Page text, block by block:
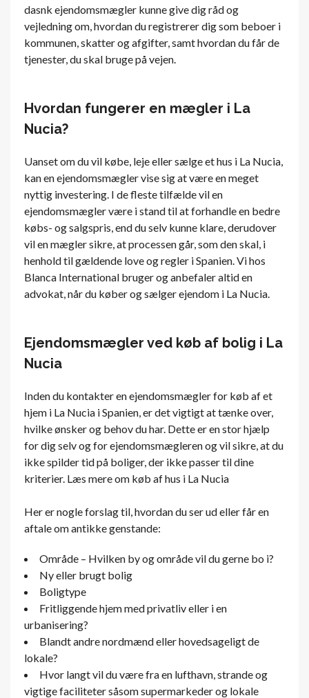
dasnk ejendomsmægler kunne give dig råd og
vejledning om, hvordan du registrerer dig som beboer i
kommunen, skatter og afgifter, samt hvordan du får de
tjenester, du skal bruge på vejen.
Hvordan fungerer en mægler i La
Nucia?
Uanset om du vil købe, leje eller sælge et hus i La Nucia,
kan en ejendomsmægler vise sig at være en meget
nyttig investering. I de fleste tilfælde vil en
ejendomsmægler være i stand til at forhandle en bedre
købs- og salgspris, end du selv kunne klare, derudover
vil en mægler sikre, at processen går, som den skal, i
henhold til gældende love og regler i Spanien. Vi hos
Blanca International bruger og anbefaler altid en
advokat, når du køber og sælger ejendom i La Nucia.
Ejendomsmægler ved køb af bolig i La
Nucia
Inden du kontakter en ejendomsmægler for køb af et
hjem i La Nucia i Spanien, er det vigtigt at tænke over,
hvilke ønsker og behov du har. Dette er en stor hjælp
for dig selv og for ejendomsmægleren og vil sikre, at du
ikke spilder tid på boliger, der ikke passer til dine
kriterier. Læs mere om køb af hus i La Nucia
Her er nogle forslag til, hvordan du ser ud eller får en
aftale om antikke genstande:
Område – Hvilken by og område vil du gerne bo i?
Ny eller brugt bolig
Boligtype
Fritliggende hjem med privatliv eller i en
urbanisering?
Blandt andre nordmænd eller hovedsageligt de
lokale?
Hvor langt vil du være fra en lufthavn, strande og
vigtige faciliteter såsom supermarkeder og lokale